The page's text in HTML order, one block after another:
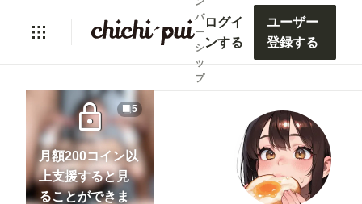
バ
ー
シ
ッ
プ
ログイ
ンする
ユーザー
登録する
lock
月額200コイン以
上支援すると見
ることができま
5